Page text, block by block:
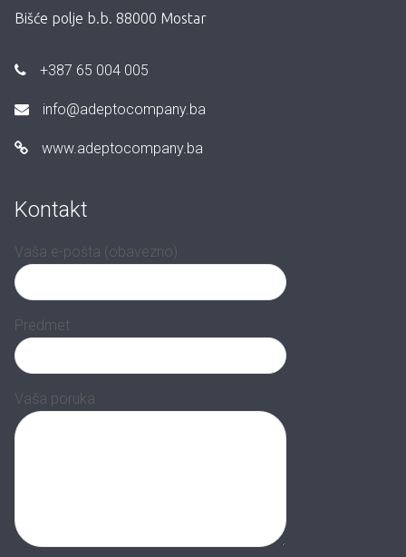
Bišće polje b.b. 88000 Mostar
+387 65 004 005
info@adeptocompany.ba
www.adeptocompany.ba
Kontakt
Vaša e-pošta (obavezno)
Predmet
Vaša poruka